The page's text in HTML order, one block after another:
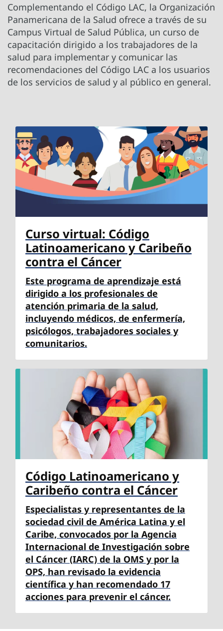
Complementando el Código LAC, la Organización
Panamericana de la Salud ofrece a través de su
Campus Virtual de Salud Pública, un curso de
capacitación dirigido a los trabajadores de la
salud para implementar y comunicar las
recomendaciones del Código LAC a los usuarios
de los servicios de salud y al público en general.
Curso virtual: Código
Latinoamericano y Caribeño
contra el Cáncer
Este programa de aprendizaje está
dirigido a los profesionales de
atención primaria de la salud,
incluyendo médicos, de enfermería,
psicólogos, trabajadores sociales y
comunitarios.
Código Latinoamericano y
Caribeño contra el Cáncer
Especialistas y representantes de la
sociedad civil de América Latina y el
Caribe, convocados por la Agencia
Internacional de Investigación sobre
el Cáncer (IARC) de la OMS y por la
OPS, han revisado la evidencia
científica y han recomendado 17
acciones para prevenir el cáncer.